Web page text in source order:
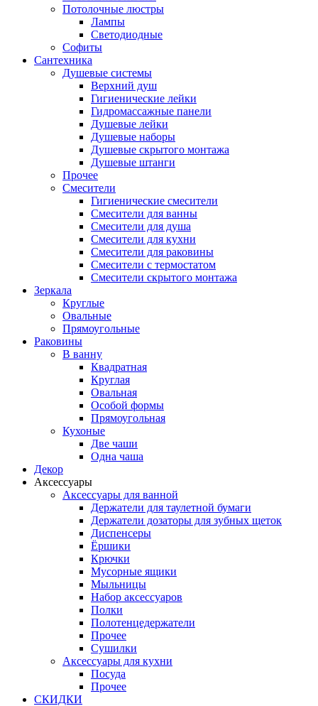
Потолочные люстры
Лампы
Светодиодные
Софиты
Сантехника
Душевые системы
Верхний душ
Гигиенические лейки
Гидромассажные панели
Душевые лейки
Душевые наборы
Душевые скрытого монтажа
Душевые штанги
Прочее
Смесители
Гигиенические смесители
Смесители для ванны
Смесители для душа
Смесители для кухни
Смесители для раковины
Смесители с термостатом
Смесители скрытого монтажа
Зеркала
Круглые
Овальные
Прямоугольные
Раковины
В ванну
Квадратная
Круглая
Овальная
Особой формы
Прямоугольная
Кухоные
Две чаши
Одна чаша
Декор
Аксессуары
Аксессуары для ванной
Держатели для таулетной бумаги
Держатели дозаторы для зубных щеток
Диспенсеры
Ёршики
Крючки
Мусорные ящики
Мыльницы
Набор аксессуаров
Полки
Полотенцедержатели
Прочее
Сушилки
Аксессуары для кухни
Посуда
Прочее
СКИДКИ